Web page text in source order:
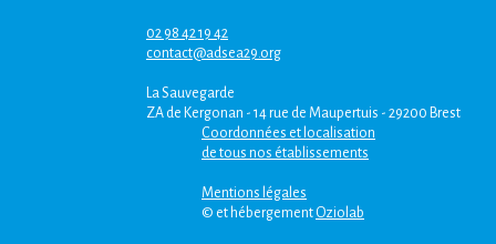
02 98 42 19 42
contact@adsea29.org
La Sauvegarde
ZA de Kergonan - 14 rue de Maupertuis - 29200 Brest
Coordonnées et localisation
de tous nos établissements
Mentions légales
© et hébergement Oziolab